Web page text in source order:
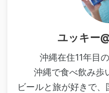
ユッキー
沖縄在住11年目
沖縄で食べ飲み歩
ビールと旅が好きで